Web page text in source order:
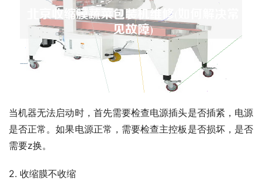
当机器无法启动时，首先需要检查电源插头是否插紧，电源
是否正常。如果电源正常，需要检查主控板是否损坏，是否
需要z换。
2. 收缩膜不收缩